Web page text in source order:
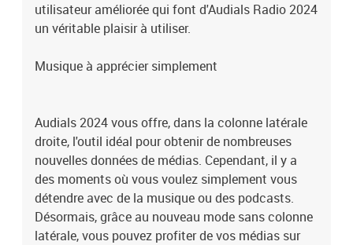
utilisateur améliorée qui font d'Audials Radio 2024
un véritable plaisir à utiliser.
Musique à apprécier simplement
Audials 2024 vous offre, dans la colonne latérale
droite, l'outil idéal pour obtenir de nombreuses
nouvelles données de médias. Cependant, il y a
des moments où vous voulez simplement vous
détendre avec de la musique ou des podcasts.
Désormais, grâce au nouveau mode sans colonne
latérale, vous pouvez profiter de vos médias sur